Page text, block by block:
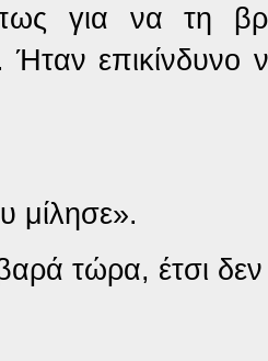
για να τη
Ήταν
μίλησε».
τώρα, έτσι δεν